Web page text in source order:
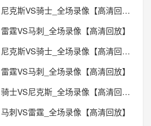
2026年05月26日 尼克斯VS骑士_全场录像【高清回放】
霆VS马刺_全场录像【高清回放】
2026年05月24日 尼克斯VS骑士_全场录像【高清回放】
霆VS马刺_全场录像【高清回放】
2026年05月22日 骑士VS尼克斯_全场录像【高清回放】
刺VS雷霆_全场录像【高清回放】